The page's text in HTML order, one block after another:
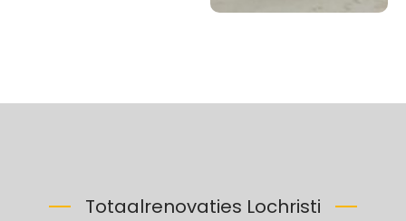
Totaalrenovaties Lochristi